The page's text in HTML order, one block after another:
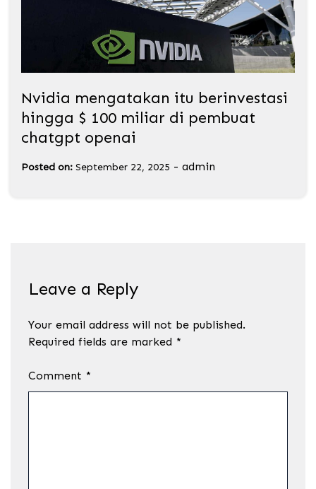
Nvidia mengatakan itu berinvestasi
hingga $ 100 miliar di pembuat
chatgpt openai
Posted on: September 22, 2025 - admin
Leave a Reply
Your email address will not be published.
Required fields are marked *
Comment *